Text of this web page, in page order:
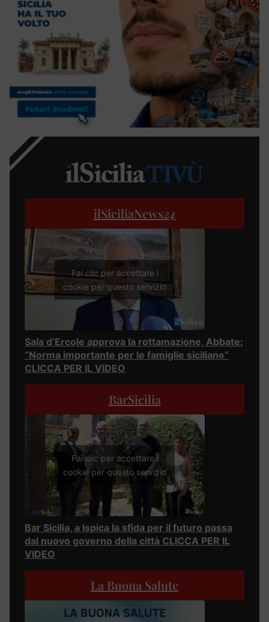
ilSiciliaNews24
Fai clic per accettare i
cookie per questo servizio
Sala d’Ercole approva la rottamazione, Abbate:
“Norma importante per le famiglie siciliane”
CLICCA PER IL VIDEO
BarSicilia
Fai clic per accettare i
cookie per questo servizio
Bar Sicilia, a Ispica la sfida per il futuro passa
dal nuovo governo della città CLICCA PER IL
VIDEO
La Buona Salute